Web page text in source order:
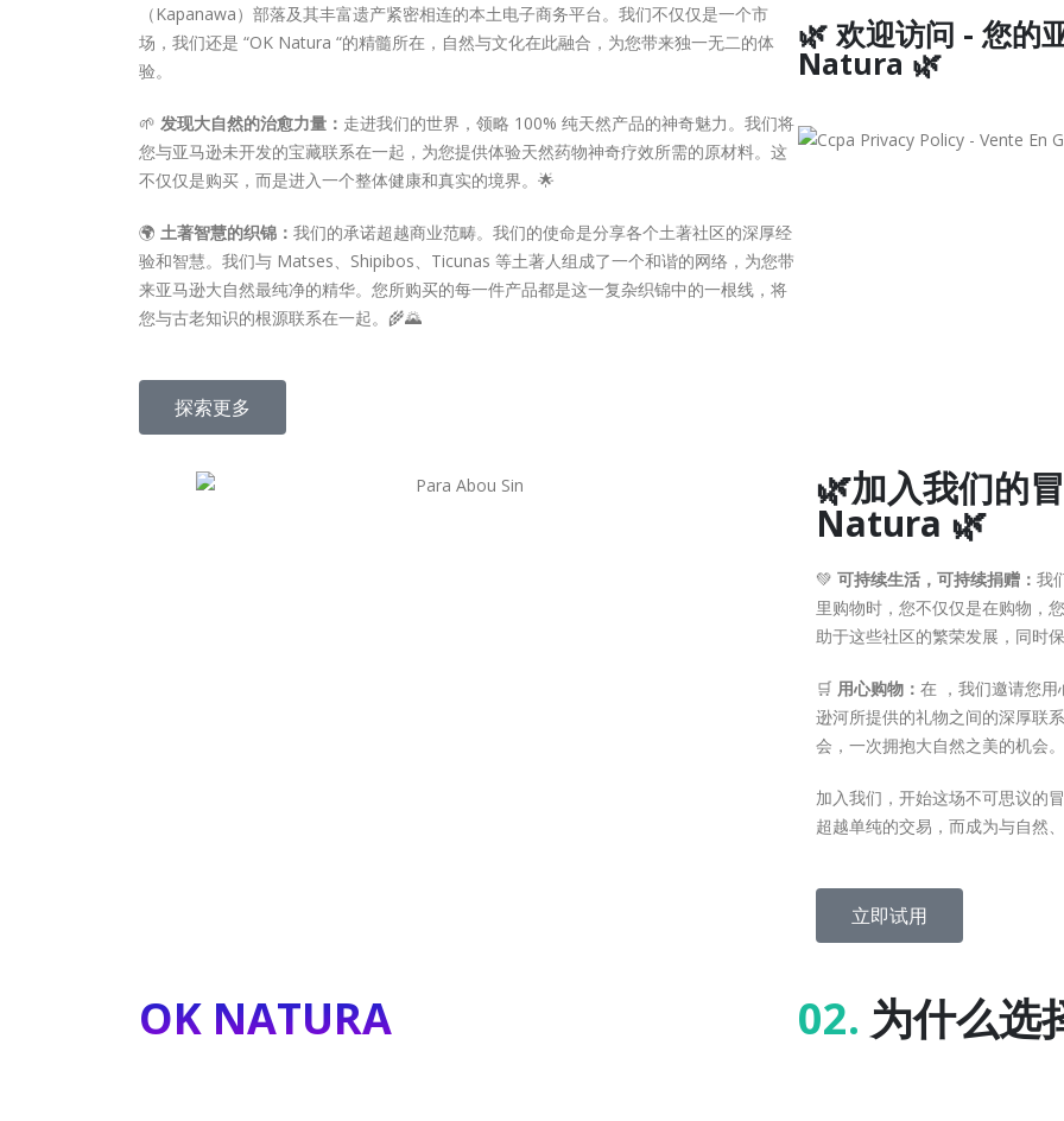
（Kapanawa）部落及其丰富遗产紧密相连的本土电子商务平台。我们不仅仅是一个市
场，我们还是 “OK Natura “的精髓所在，自然与文化在此融合，为您带来独一无二的体
验。
🌱 发现大自然的治愈力量： 走进我们的世界，领略 100% 纯天然产品的神奇魅力。我们将
您与亚马逊未开发的宝藏联系在一起，为您提供体验天然药物神奇疗效所需的原材料。这
不仅仅是购买，而是进入一个整体健康和真实的境界。🌟
🌍 土著智慧的织锦： 我们的承诺超越商业范畴。我们的使命是分享各个土著社区的深厚经
验和智慧。我们与 Matses、Shipibos、Ticunas 等土著人组成了一个和谐的网络，为您带
来亚马逊大自然最纯净的精华。您所购买的每一件产品都是这一复杂织锦中的一根线，将
您与古老知识的根源联系在一起。🌾🌄
探索更多
🌿 欢迎访问 - 您的
Natura 🌿
🌿加入我们的
Natura 🌿
💚 可持续生活，可持续捐赠： 我
里购物时，您不仅仅是在购物，
助于这些社区的繁荣发展，同时
🛒 用心购物： 在 ，我们邀请您
逊河所提供的礼物之间的深厚联
会，一次拥抱大自然之美的机会
加入我们，开始这场不可思议的
超越单纯的交易，而成为与自然
立即试用
OK NATURA 02. 为什么选